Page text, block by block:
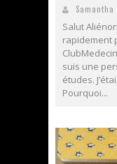
Samantha
Salut
rapidement
suis une
études.
Pourquoi...